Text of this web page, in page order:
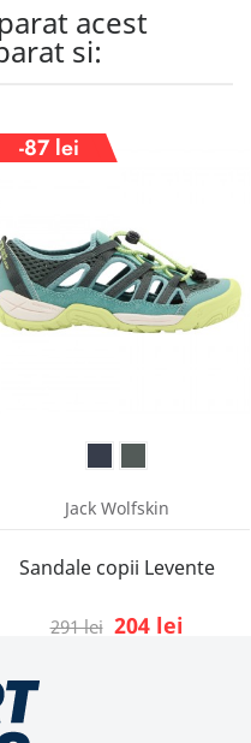
acest
si:
-87 lei
Jack Wolfskin
Sandale copii Levente
291 lei 204 lei